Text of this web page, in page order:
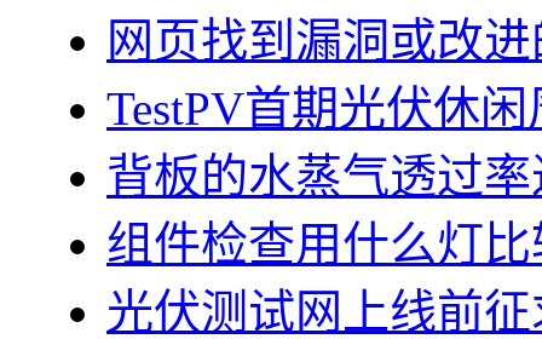
网页找到漏洞或改
TestPV首期光伏休
背板的水蒸气透过
组件检查用什么灯
光伏测试网上线前